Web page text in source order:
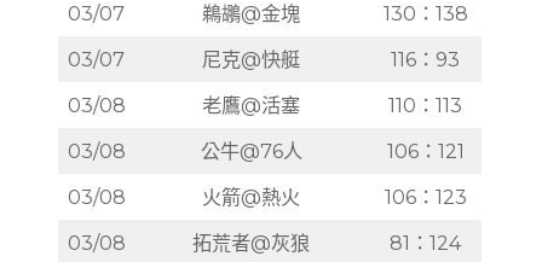
03/07
鵜鶘@金塊
130：138
03/07
尼克@快艇
116：93
03/08
老鷹@活塞
110：113
03/08
公牛@76人
106：121
03/08
火箭@熱火
106：123
03/08
拓荒者@灰狼 81：124